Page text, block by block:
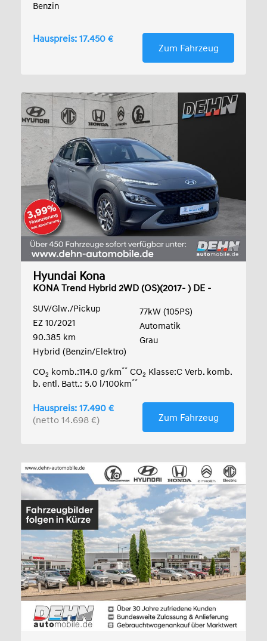
Benzin
Hauspreis: 17.450 €
Zum Fahrzeug
Hyundai Kona
KONA Trend Hybrid 2WD (OS)(2017- ) DE -
SUV/Glw./Pickup
EZ 10/2021
90.385 km
Hybrid (Benzin/Elektro)
77kW (105PS)
Automatik
Grau
CO2 komb.:114.0 g/km** CO2 Klasse:C Verb. komb.
b. entl. Batt.: 5.0 l/100km**
Hauspreis: 17.490 €
(netto 14.698 €)
Zum Fahrzeug